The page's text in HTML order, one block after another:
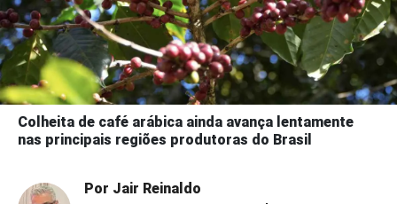
Colheita de café arábica ainda avança lentamente
nas principais regiões produtoras do Brasil
Por Jair Reinaldo